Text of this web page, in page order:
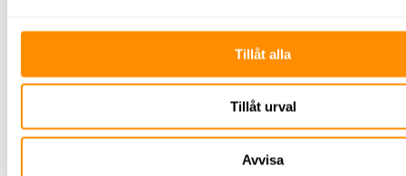
Tillåt alla
Tillåt urval
Avvisa
kompressorer till hela Östergötland och intilliggande
regioner. Våra kunder väljer oss för vår erfarenhet,
tillgänglighet och service.
krånglar med kompressorn kan vi ofta vara på
plats inom en timme. I 90 % av fallen löser vi